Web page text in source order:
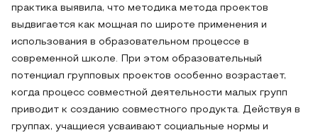
практика выявила, что методика метода проектов
выдвигается как мощная по широте применения и
использования в образовательном процессе в
современной школе. При этом образовательный
потенциал групповых проектов особенно возрастает,
когда процесс совместной деятельности малых групп
приводит к созданию совместного продукта. Действуя в
группах, учащиеся усваивают социальные нормы и